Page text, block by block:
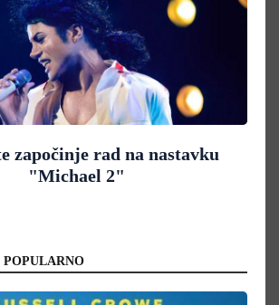
započinje rad na nastavku
"Michael 2"
POPULARNO